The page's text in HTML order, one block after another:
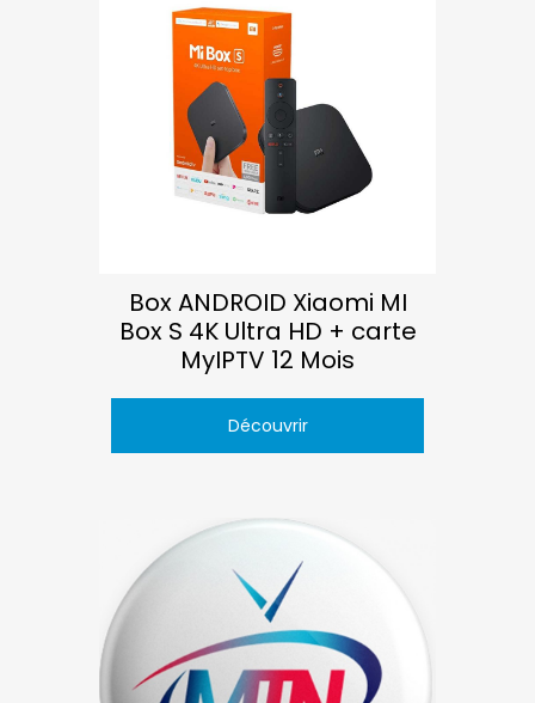
Box ANDROID Xiaomi MI
Box S 4K Ultra HD + carte
MyIPTV 12 Mois
Découvrir